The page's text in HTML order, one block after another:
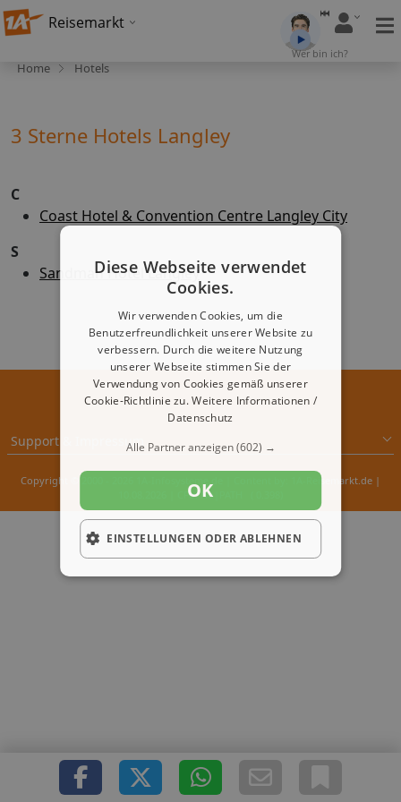
Reisemarkt
Wer bin ich?
Home Hotels
3 Sterne Hotels Langley
C
Coast Hotel & Convention Centre Langley City
S
Sandman Hotel Langley
Support & Impressum
Copyright © 2000 - 2026 1A-Infosysteme.de | Content by: 1A-Reisemarkt.de |
| CFo: No|PATH ( 0.398)
Diese Webseite verwendet
Cookies.
Wir verwenden Cookies, um die
Benutzerfreundlichkeit unserer Website zu
verbessern. Durch die weitere Nutzung
unserer Webseite stimmen Sie der
Verwendung von Cookies gemäß unserer
Cookie-Richtlinie zu.Weitere Informationen /
Datenschutz
Alle Partner anzeigen(602) →
OK
EINSTELLUNGEN ODER ABLEHNEN